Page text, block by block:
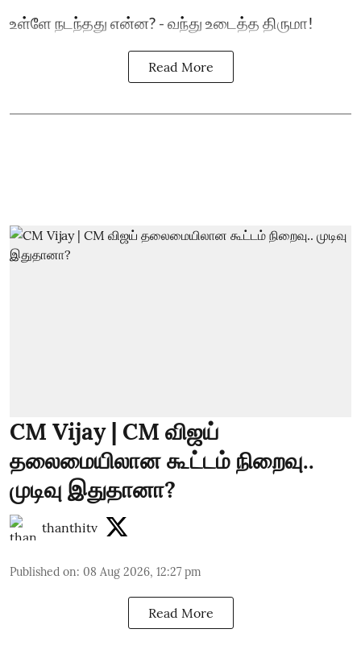
உள்ளே நடந்தது என்ன? - வந்து உடைத்த திருமா!
Read More
CM Vijay | CM விஜய்
தலைமையிலான கூட்டம் நிறைவு..
முடிவு இதுதானா?
thanthitv
Published on: 08 Aug 2026, 12:27 pm
Read More